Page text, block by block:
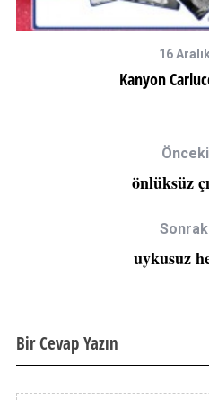
16
Kanyon
Önceki
önlüksüz
uykusuz
Bir Cevap Yazın